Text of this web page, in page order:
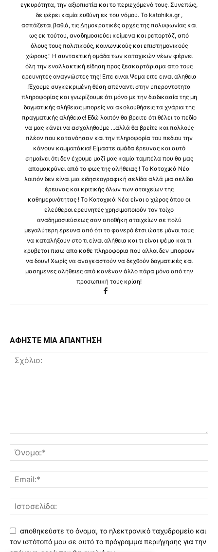
εγκυρότητα, την αξιοπιστία και το περιεχόμενό τους. Συνεπώς,
δε φέρει καμία ευθύνη εκ του νόμου. Το katohika.gr ,
ασπάζεται βαθιά, τις Δημοκρατικές αρχές της πολυφωνίας και
ως εκ τούτου, αναδημοσιεύει κείμενα και ρεπορτάζ, από
όλους τους πολιτικούς, κοινωνικούς και επιστημονικούς
χώρους." Η συντακτική ομάδα των κατοχικών νέων φέρνει
όλη την εναλλακτική είδηση προς ξεσκαρτάρισμα απο τους
ερευνητές αναγνώστες της! Ειτε ειναι Ψεμα ειτε ειναι αληθεια
!Έχουμε συγκεκριμένη θέση απέναντι στην υπεροντοτητα
πληροφορίας και γνωρίζουμε ότι μόνο με την διαδικασία της μη
δογματικής αλήθειας μπορείς να ακολουθήσεις τα χνάρια της
πραγματικής αλήθειας! Εδώ λοιπόν θα βρειτε ότι θέλει το πεδίο
να μας κάνει να ασχοληθούμε ...αλλά θα βρείτε και πολλούς
πλέον που κατανόησαν και την πληροφορία του πεδιου την
κάνουν κομματάκια! Είμαστε ομάδα έρευνας και αυτό
σημαίνει ότι δεν έχουμε μαζί μας καμία ταμπέλα που θα μας
απομακρύνει από το φως της αλήθειας ! Το Κατοχικά Νέα
λοιπόν δεν είναι μια ειδησεογραφική σελίδα αλλά μια σελίδα
έρευνας και κριτικής όλων των στοιχείων της
καθημερινότητας ! Το Κατοχικά Νέα είναι ο χώρος όπου οι
ελεύθεροι ερευνητές χρησιμοποιούν τον τοίχο
αναδημοσιεύσεως σαν αποθήκη στοιχείων σε πολύ
μεγαλύτερη έρευνα από ότι το φανερό έτσι ώστε μόνοι τους
να καταλήξουν στο τι είναι αλήθεια και τι είναι ψέμα και τι
κρυβεται πισω απο καθε πληροφορια που αλλοι δεν μπορουν
να δουν! Χωρίς να αναγκαστούν να δεχθούν δογματικές και
μασημενες αλήθειες από κανέναν άλλο πάρα μόνο από την
προσωπική τους κρίση!
ΑΦΗΣΤΕ ΜΙΑ ΑΠΑΝΤΗΣΗ
αποθηκεύστε το όνομα, το ηλεκτρονικό ταχυδρομείο και
τον ιστότοπό μου σε αυτό το πρόγραμμα περιήγησης για την